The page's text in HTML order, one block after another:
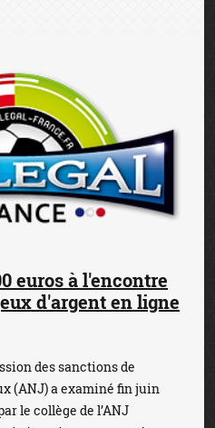
euros à l'encontre
d'argent en ligne
des sanctions de
(ANJ) a examiné fin juin
le collège de l’ANJ